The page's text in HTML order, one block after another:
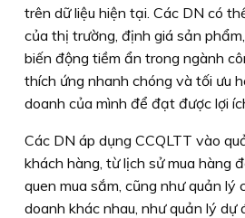
trên dữ liệu hiện tại. Các DN có
của thị trường, định giá sản
biến động tiềm ẩn trong ngành
thích ứng nhanh chóng và tối ưu
doanh của mình để đạt được lợi
Các DN áp dụng CCQLTT vào
khách hàng, từ lịch sử mua hàng
quen mua sắm, cũng như quản lý
doanh khác nhau, như quản lý dự